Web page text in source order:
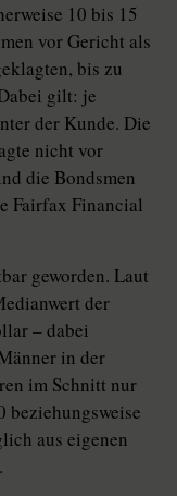
10 bis 15
vor Gericht als
bis zu
gilt: je
der Kunde. Die
nicht vor
die Bonds­men
Fairfax Financial
geworden. Laut
der
– dabei
in der
im Schnitt nur
beziehungsweise
aus eigenen